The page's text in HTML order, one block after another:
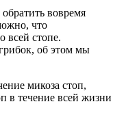
вовремя
что
всей стопе.
об этом мы
микоза стоп,
в течение всей жизни